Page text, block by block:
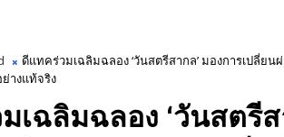
ดีแทคร่วมเฉลิมฉลอง ‘วันสตรีสากล’ มองการเปลี่ย
างแท้จริง
เฉลิมฉลอง ‘วันสตรี